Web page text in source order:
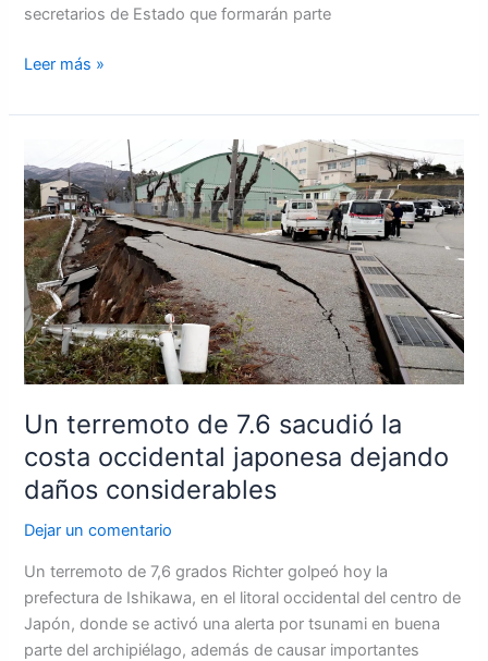
secretarios de Estado que formarán parte
Leer más »
Un terremoto de 7.6 sacudió la
costa occidental japonesa dejando
daños considerables
Dejar un comentario
Un terremoto de 7,6 grados Richter golpeó hoy la
prefectura de Ishikawa, en el litoral occidental del centro de
Japón, donde se activó una alerta por tsunami en buena
parte del archipiélago, además de causar importantes
terremoto
de
7.6
sacudió
la
costa
occidental
japonesa
dejando
daños
considerables